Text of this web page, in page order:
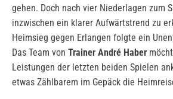
gehen. Doch nach vier Niederlagen zum
inzwischen ein klarer Aufwärtstrend zu
Heimsieg gegen Erlangen folgte ein
Das Team von Trainer André Haber
Leistungen der letzten beiden Spielen
etwas Zählbarem im Gepäck die